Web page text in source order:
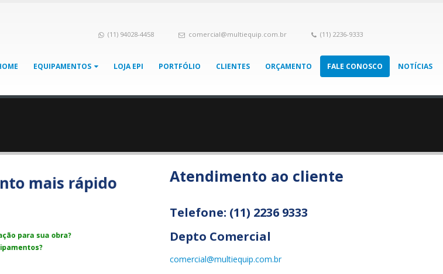
(11) 94028-4458 comercial@multiequip.com.br (11) 2236-9333
EQUIPAMENTOS LOJA EPI PORTFÓLIO CLIENTES ORÇAMENTO FALE CONOSCO NOTÍCIAS
mais rápido
para sua obra?
Atendimento ao cliente
Telefone: (11) 2236 9333
Depto Comercial
comercial@multiequip.com.br